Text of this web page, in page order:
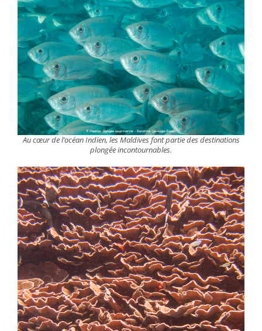
Au cœur de l’océan Indien, les Maldives font partie des destinations
plongée incontournables.